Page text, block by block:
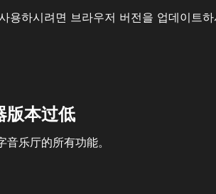
용하시려면 브라우저 버전을 업데이트
版本过低
乐厅的所有功能。